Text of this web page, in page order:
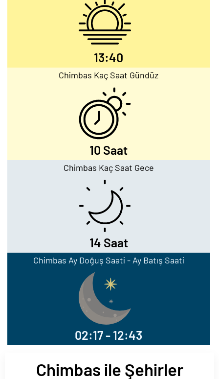
13:40
Chimbas Kaç Saat Gündüz
10 Saat
Chimbas Kaç Saat Gece
14 Saat
Chimbas Ay Doğuş Saati - Ay Batış Saati
02:17 - 12:43
Chimbas ile Şehirler